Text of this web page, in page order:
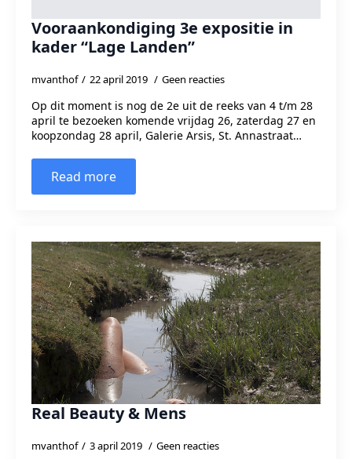
Vooraankondiging 3e expositie in
kader “Lage Landen”
mvanthof 22 april 2019 Geen reacties
Op dit moment is nog de 2e uit de reeks van 4 t/m 28
april te bezoeken komende vrijdag 26, zaterdag 27 en
koopzondag 28 april, Galerie Arsis, St. Annastraat…
Read more
Real Beauty & Mens
mvanthof 3 april 2019 Geen reacties